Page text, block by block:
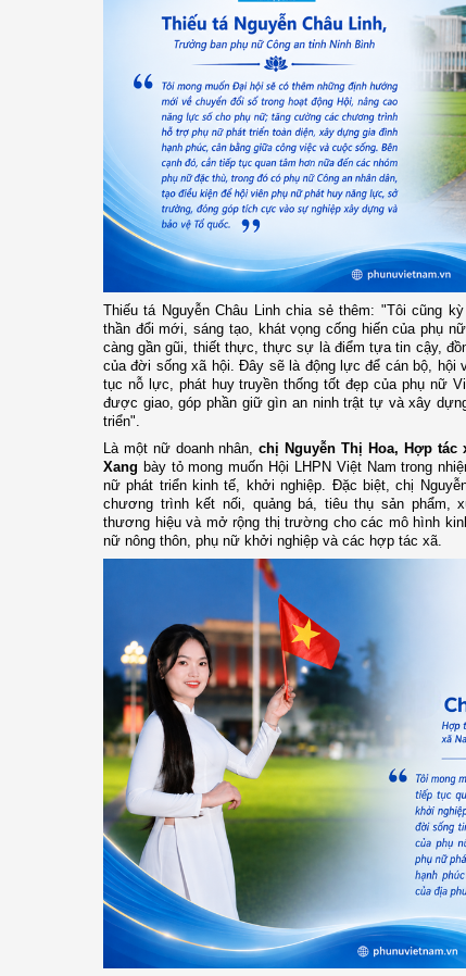
Thiếu tá Nguyễn Châu Linh chia sẻ thêm: "Tôi cũng
thần đổi mới, sáng tạo, khát vọng cống hiến của phụ
càng gần gũi, thiết thực, thực sự là điểm tựa tin cậy,
của đời sống xã hội. Đây sẽ là động lực để cán bộ, hội
tục nỗ lực, phát huy truyền thống tốt đẹp của phụ nữ
được giao, góp phần giữ gìn an ninh trật tự và xây
triển".
Là một nữ doanh nhân,chị Nguyễn Thị Hoa, Hợp tác
Xang bày tỏ mong muốn Hội LHPN Việt Nam trong
nữ phát triển kinh tế, khởi nghiệp. Đặc biệt, chị
chương trình kết nối, quảng bá, tiêu thụ sản phẩm,
thương hiệu và mở rộng thị trường cho các mô hình
nữ nông thôn, phụ nữ khởi nghiệp và các hợp tác xã.